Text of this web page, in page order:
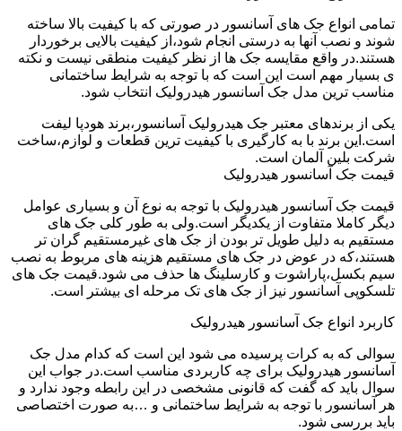
تمامی انواع جک های آسانسور در صورتی که با کیفیت بالا ساخته
شوند و نصب آنها به درستی انجام شود،از کیفیت بالایی برخوردار
هستند.در واقع مقایسه جک ها از نظر کیفیت منطقی نیست و نکته
ی بسیار مهم است این است که با توجه به شرایط ساختمانی
مناسب ترین مدل جک آسانسور هیدرولیک انتخاب شود.
یکی از برندهای معتبر جک هیدرولیک آسانسور،برند هودپا لیفت
است.این برند با به کارگیری با کیفیت ترین قطعات و لوازم،ساخت
شرکت بلین آلمان است.
قیمت جک آسانسور هیدرولیک
قیمت جک آسانسور هیدرولیک با توجه به نوع آن و بسیاری عوامل
دیگر کاملا متفاوت از یکدیگر است.ولی به طور کلی جک های
مستقیم به دلیل طویل تر بودن از جک های غیرمستقیم گران تر
هستند،که در عوض در جک های مستقیم هزینه های مربوط به نصب
سیم بکسل،پاراشوت و کارسلینگ ها حذف می شود.قیمت جک های
تلسکوپی آسانسور نیز از جک های تک مرحله ای بیشتر است.
کاربرد انواع جک آسانسور هیدرولیک
سوالی که به کرات پرسیده می شود این است که کدام مدل جک
آسانسور هیدرولیک برای چه کاربردی مناسب است.در جواب این
سوال باید که گفت که قانونی مشخصی در این رابطه وجود ندارد و
هر آسانسور با توجه به شرایط ساختمانی و …به صورت اختصاصی
باید بررسی شود.